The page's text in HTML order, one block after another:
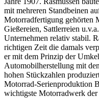
mit mehreren Standbeinen
Motorradfertigung gehörten
Gießereien, Sattlerreien
Unternehmen relativ stabil.
richtigen Zeit die damals
er mit dem Prinzip der
Automobilherstellung mit
hohen Stückzahlen
Motorrad-Serienproduktion
wichtigste Motorradwerk der